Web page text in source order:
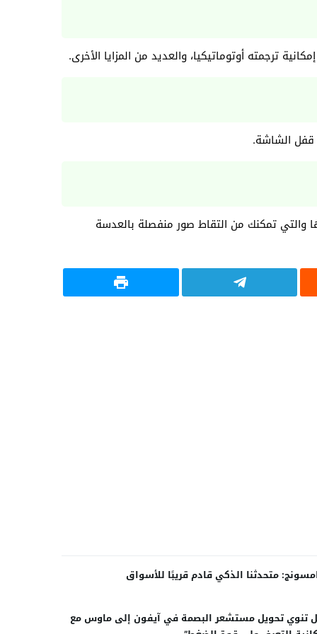
قفل الشاشة.
والتي تمكنك من التقاط صور منفصلة بالعدسة
متحدثنا الذكي قادم قريبًا للأسواق
تنوي تحويل مستشعر البصمة في آيفون إلى ماوس مع